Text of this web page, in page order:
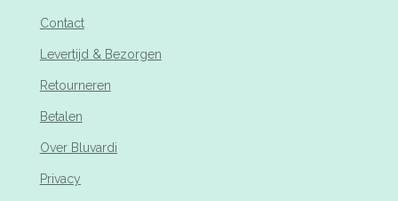
Contact
Levertijd & Bezorgen
Retourneren
Betalen
Over Bluvardi
Privacy